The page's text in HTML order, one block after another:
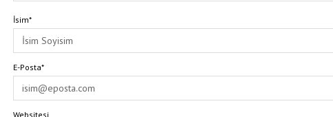
İsim*
E-Posta*
Websitesi